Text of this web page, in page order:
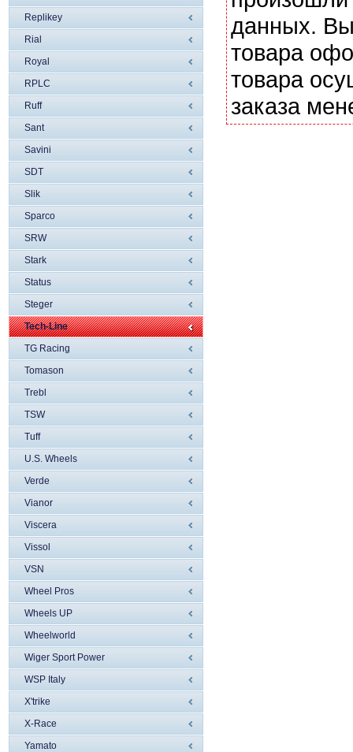
Replikey
Rial
Royal
RPLC
Ruff
Sant
Savini
SDT
Slik
Sparco
SRW
Stark
Status
Steger
Tech-Line
TG Racing
Tomason
Trebl
TSW
Tuff
U.S. Wheels
Verde
Vianor
Viscera
Vissol
VSN
Wheel Pros
Wheels UP
Wheelworld
Wiger Sport Power
WSP Italy
X'trike
X-Race
Yamato
данных. Вы
товара
товара
заказа